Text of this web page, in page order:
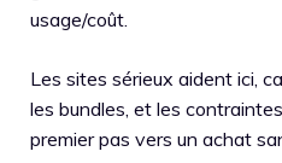
usage/coût.
Les sites sérieux aident ici,
les bundles, et les
premier pas vers un achat